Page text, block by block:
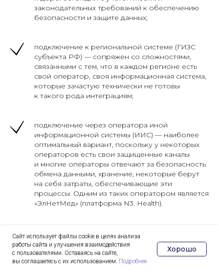
законодательных требований к обеспечению
безопасности и защите данных;
подключение к региональной системе (ГИЗС
субъекта РФ) — сопряжен со сложностями,
связанными c тем, что в каждом регионе есть
свой оператор, своя информационная система,
которые зачастую технически не готовы
к такого рода интеграциям;
подключение через оператора иной
информационной системы (ИИС) — наиболее
оптимальный вариант, поскольку у некоторых
операторов есть свои защищенные каналы
и многие операторы отвечают за безопасность
обмена данными, хранение, некоторые берут
на себя затраты, обеспечивающие эти
процессы. Одним из таких оператором является
«ЭлНетМед» (платформа N3. Health).
Сайт использует файлы cookie в целях анализа
работы сайта и улучшения взаимодействия
с пользователями. Оставаясь на сайте,
вы соглашаетесь с их использованием. Подробнее
Хорошо